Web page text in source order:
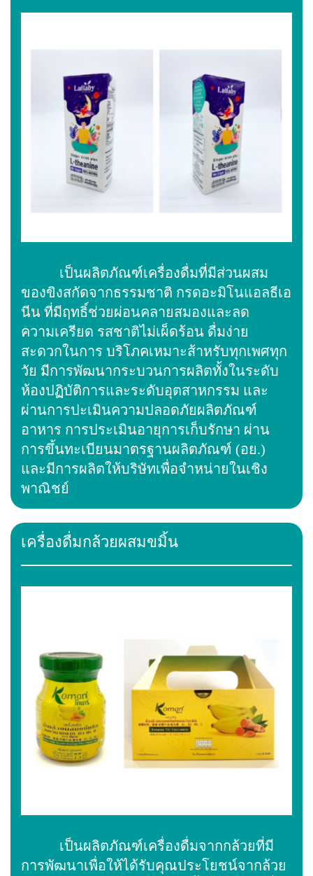
เป็นผลิตภัณฑ์เครื่องดื่มที่มีส่วนผสม
ของขิงสกัดจากธรรมชาติ กรดอะมิโนแอลธีเอ
นีน ที่มีฤทธิ์ช่วยผ่อนคลายสมองและลด
ความเครียด รสชาติไม่เผ็ดร้อน ดื่มง่าย
สะดวกในการ บริโภคเหมาะส้าหรับทุกเพศทุก
วัย มีการพัฒนากระบวนการผลิตทั้งในระดับ
ห้องปฏิบัติการและระดับอุตสาหกรรม และ
ผ่านการปะเมินความปลอดภัยผลิตภัณฑ์
อาหาร การประเมินอายุการเก็บรักษา ผ่าน
การขึ้นทะเบียนมาตรฐานผลิตภัณฑ์ (อย.)
และมีการผลิตให้บริษัทเพื่อจำหน่ายในเชิง
พาณิชย์
เครื่องดื่มกล้วยผสมขมิ้น
เป็นผลิตภัณฑ์เครื่องดื่มจากกล้วยที่มี
การพัฒนาเพื่อให้ได้รับคุณประโยชน์จากล้วย